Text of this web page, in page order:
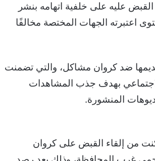
عقب القبض عليه على خلفية اتهامه بنشر
اعتبرته الجهات المختصة مخالفًا
ضد كروان مشاكل، والتي تضمنت
بهدف جذب المشاهدات
المنشورة.
من إلقاء القبض على كروان